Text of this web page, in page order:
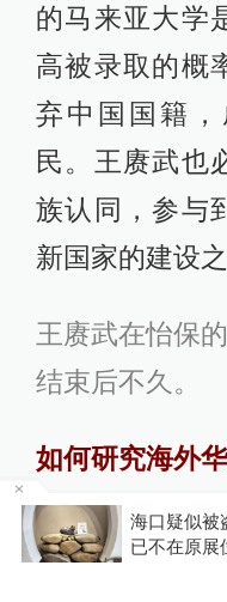
的马来亚大学
高被录取的概
弃中国国籍
民。王赓武也
族认同，参与
新国家的建设之
王赓武在怡保
结束后不久。
如何研究海外
海外华人的研
辨析。那些定
盗佛像已搬离观复博物馆？